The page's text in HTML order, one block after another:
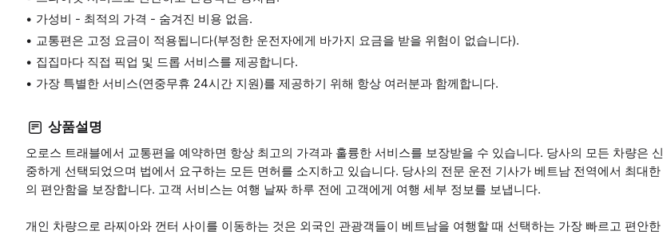
가성비 - 최적의 가격 - 숨겨진 비용 없음.
교통편은 고정 요금이 적용됩니다(부정한 운전자에게 바가지 요금을 받을 위험이 없습니다).
집집마다 직접 픽업 및 드롭 서비스를 제공합니다.
가장 특별한 서비스(연중무휴 24시간 지원)를 제공하기 위해 항상 여러분과 함께합니다.
상품설명
오로스 트래블에서 교통편을 예약하면 항상 최고의 가격과 훌륭한 서비스를 보장받을 수 있습니다. 당사의 모든 차량은 신
중하게 선택되었으며 법에서 요구하는 모든 면허를 소지하고 있습니다. 당사의 전문 운전 기사가 베트남 전역에서 최대한
의 편안함을 보장합니다. 고객 서비스는 여행 날짜 하루 전에 고객에게 여행 세부 정보를 보냅니다.
개인 차량으로 라찌아와 껀터 사이를 이동하는 것은 외국인 관광객들이 베트남을 여행할 때 선택하는 가장 빠르고 편안한